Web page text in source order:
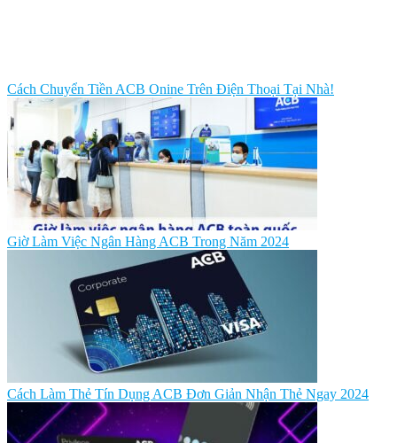
Cách Chuyển Tiền ACB Onine Trên Điện Thoại Tại Nhà!
Giờ Làm Việc Ngân Hàng ACB Trong Năm 2024
Cách Làm Thẻ Tín Dụng ACB Đơn Giản Nhận Thẻ Ngay 2024